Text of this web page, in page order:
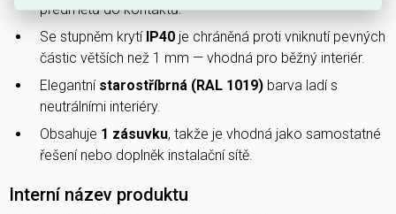
předmětů do kontaktů.
Se stupněm krytí IP40 je chráněná proti vniknutí pevných
částic větších než 1 mm — vhodná pro běžný interiér.
Elegantní starostříbrná (RAL 1019) barva ladí s
neutrálními interiéry.
Obsahuje 1 zásuvku, takže je vhodná jako samostatné
řešení nebo doplněk instalační sítě.
Interní název produktu